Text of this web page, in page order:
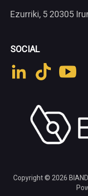
Ezurriki, 5 20305
SOCIAL
Copyright © 2026